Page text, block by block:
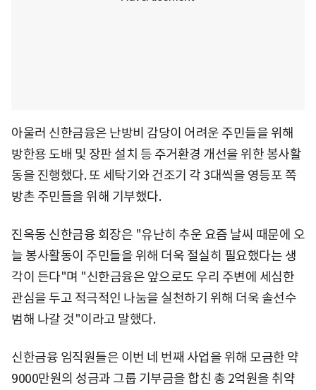
아울러 신한금융은 난방비 감당이 어려운 주민들을 위해
방한용 도배 및 장판 설치 등 주거환경 개선을 위한 봉사활
동을 진행했다. 또 세탁기와 건조기 각 3대씩을 영등포 쪽
방촌 주민들을 위해 기부했다.
진옥동 신한금융 회장은 "유난히 추운 요즘 날씨 때문에 오
늘 봉사활동이 주민들을 위해 더욱 절실히 필요했다는 생
각이 든다"며 "신한금융은 앞으로도 우리 주변에 세심한
관심을 두고 적극적인 나눔을 실천하기 위해 더욱 솔선수
범해 나갈 것"이라고 말했다.
신한금융 임직원들은 이번 네 번째 사업을 위해 모금한 약
9000만원의 성금과 그룹 기부금을 합친 총 2억원을 취약